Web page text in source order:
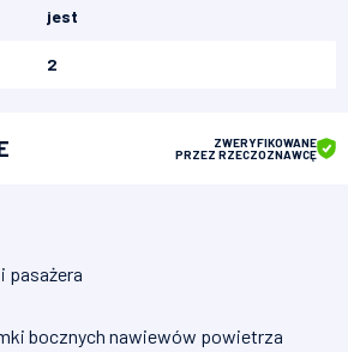
jest
2
ZWERYFIKOWANE
PRZEZ RZECZOZNAWCĘ
pasażera
bocznych nawiewów powietrza